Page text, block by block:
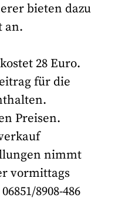
bieten dazu
an.
28 Euro.
für die
Preisen.
nimmt
vormittags
8908-486